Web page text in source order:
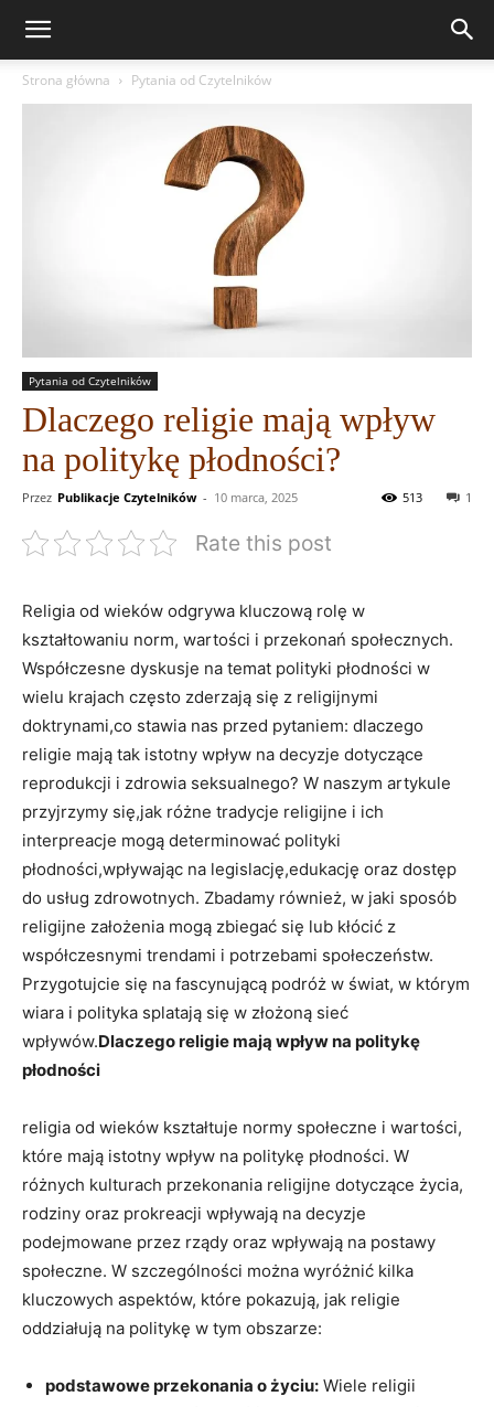
Strona główna Pytania od Czytelników
Pytania od Czytelników
Dlaczego religie mają wpływ
na politykę płodności?
Przez Publikacje Czytelników - 10 marca, 2025 1
513
Rate this post
Religia od wieków‌ odgrywa ‌kluczową rolę w
kształtowaniu norm, wartości i przekonań społecznych.​
Współczesne dyskusje ⁤na ‍temat polityki płodności w
wielu ​krajach często zderzają⁢ się z religijnymi
doktrynami,co stawia nas ‍przed pytaniem: dlaczego
religie mają tak istotny wpływ na decyzje dotyczące
reprodukcji i zdrowia ⁤seksualnego? W‌ naszym artykule
przyjrzymy ⁤się,jak różne tradycje religijne i ich
interpreacje mogą ‌determinować polityki ​
płodności,wpływając na legislację,edukację oraz dostęp
⁤do usług zdrowotnych.‌ Zbadamy‍ również, w ⁣jaki sposób
religijne założenia mogą zbiegać się lub kłócić z
współczesnymi ⁤trendami ‌i potrzebami społeczeństw.‍
Przygotujcie⁤ się na fascynującą podróż w ⁤świat, w którym
wiara i polityka splatają się w złożoną⁢ sieć
wpływów.Dlaczego religie mają wpływ na politykę⁤
płodności
religia ⁣od ‍wieków kształtuje normy społeczne ⁢i wartości,
które mają istotny wpływ na politykę płodności. W
różnych kulturach przekonania⁤ religijne⁢ dotyczące życia,
rodziny oraz prokreacji wpływają na decyzje
podejmowane przez rządy oraz wpływają na postawy
społeczne. W szczególności ‍można wyróżnić kilka
kluczowych aspektów, które pokazują, jak religie
oddziałują ⁢na ‍politykę‌ w tym ‌obszarze:
podstawowe przekonania o ‌życiu: Wiele religii